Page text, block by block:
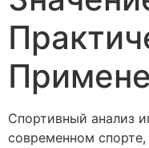
Спортивный анализ
современном